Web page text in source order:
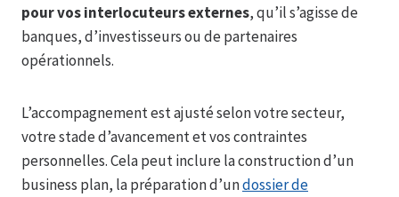
pour vos interlocuteurs externes, qu’il s’agisse de
banques, d’investisseurs ou de partenaires
opérationnels.
L’accompagnement est ajusté selon votre secteur,
votre stade d’avancement et vos contraintes
personnelles. Cela peut inclure la construction d’un
business plan, la préparation d’undossier de